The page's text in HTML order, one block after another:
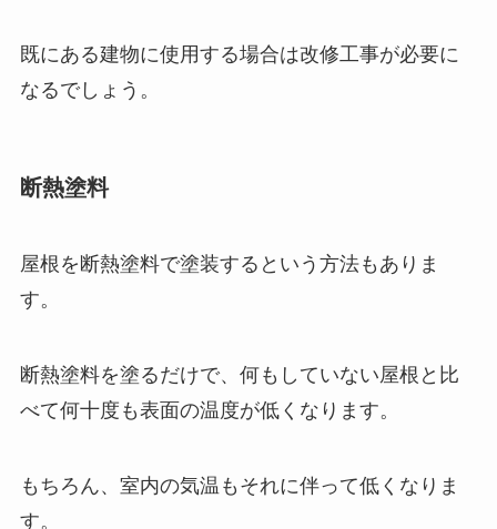
既にある建物に使用する場合は改修工事が必要に
なるでしょう。
断熱塗料
屋根を断熱塗料で塗装するという方法もありま
す。
断熱塗料を塗るだけで、何もしていない屋根と比
べて何十度も表面の温度が低くなります。
もちろん、室内の気温もそれに伴って低くなりま
す。